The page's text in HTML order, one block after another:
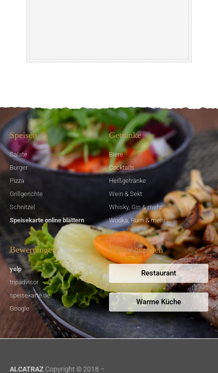
Speisen
Salate
Burger
Pizza
Grillgerichte
Schnitzel
Speisekarte online blättern
Getränke
Biere
Cocktails
Heißgetränke
Wein & Sekt
Whisky, Gin & mehr ...
Wodka, Rum & mehr ...
Bewertungen
yelp
tripadvisor
speisekarte.de
Google
Öffnungszeiten
Restaurant
Warme Küche
ALCATRAZ Copyright © 2018 –